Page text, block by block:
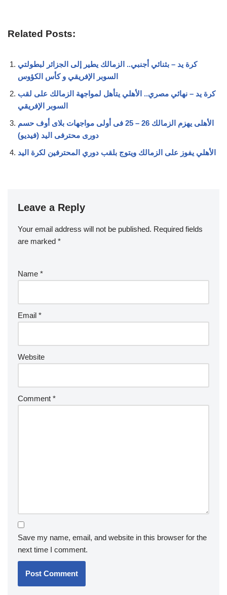
Related Posts:
كرة يد – بثنائي أجنبي.. الزمالك يطير إلى الجزائر لبطولتي
السوبر الإفريقي و كأس الكؤوس
كرة يد – نهائي مصري.. الأهلي يتأهل لمواجهة الزمالك على لقب
السوبر الإفريقي
الأهلى يهزم الزمالك 26 – 25 فى أولى مواجهات بلاى أوف حسم
دورى محترفى اليد (فيديو)
الأهلي يفوز على الزمالك ويتوج بلقب دوري المحترفين لكرة اليد
Leave a Reply
Your email address will not be published. Required fields
are marked *
Name *
Email *
Website
Comment *
Save my name, email, and website in this browser for the
next time I comment.